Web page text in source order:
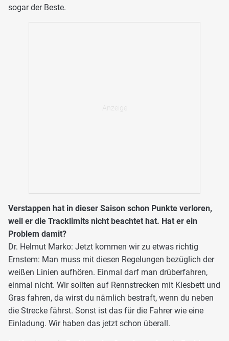
sogar der Beste.
Verstappen hat in dieser Saison schon Punkte verloren,
weil er die Tracklimits nicht beachtet hat. Hat er ein
Problem damit?
Dr. Helmut Marko: Jetzt kommen wir zu etwas richtig
Ernstem: Man muss mit diesen Regelungen bezüglich der
weißen Linien aufhören. Einmal darf man drüberfahren,
einmal nicht. Wir sollten auf Rennstrecken mit Kiesbett und
Gras fahren, da wirst du nämlich bestraft, wenn du neben
die Strecke fährst. Sonst ist das für die Fahrer wie eine
Einladung. Wir haben das jetzt schon überall.